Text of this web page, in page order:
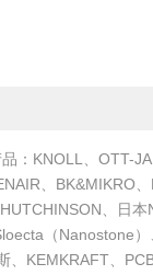
：KNOLL、OTT-
、BK&MIKRO
、日
（Nanostone
、KEMKRAFT、